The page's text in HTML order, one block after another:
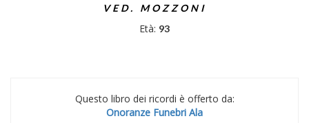
VED. MOZZONI
Età: 93
Questo libro dei ricordi è offerto da:
Onoranze Funebri Ala